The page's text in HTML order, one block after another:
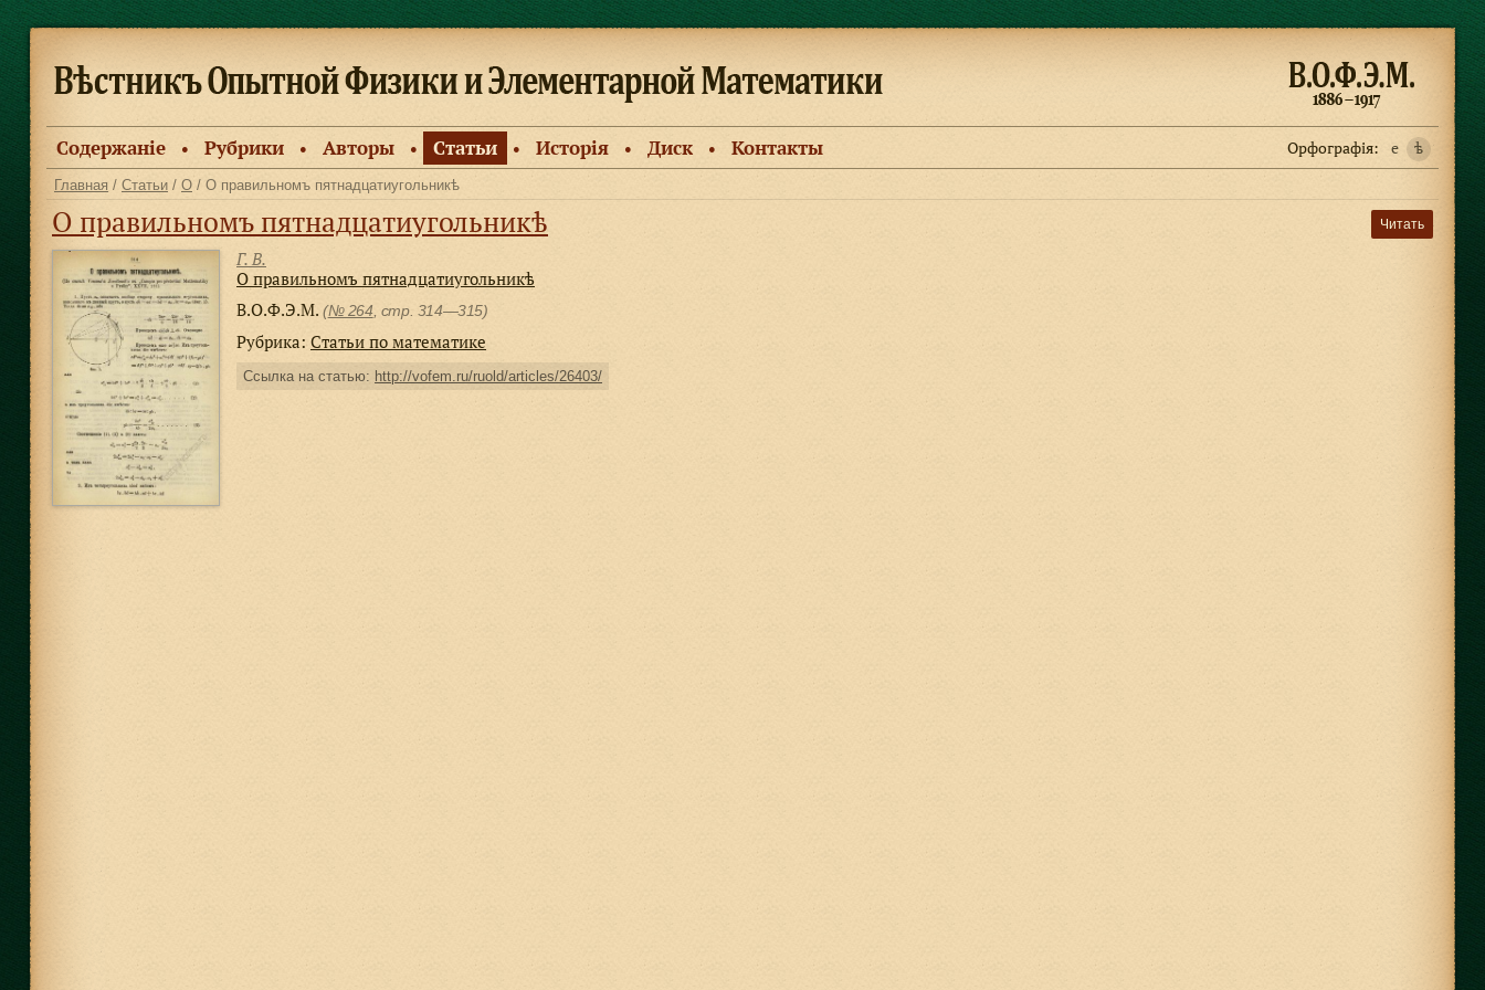
Содержанiе ● Рубрики ● Авторы ● Статьи ● Исторiя ● Диск ● Контакты Орфографiя: e ѣ
Главная / Статьи / О / О правильномъ пятнадцатиугольникѣ
Читать
О правильномъ пятнадцатиугольникѣ
Г. В.
О правильномъ пятнадцатиугольникѣ
В.О.Ф.Э.М. (№ 264 , стр. 314—315)
Рубрика: Статьи по математике
Ссылка на статью: http://vofem.ru/ruold/articles/26403/